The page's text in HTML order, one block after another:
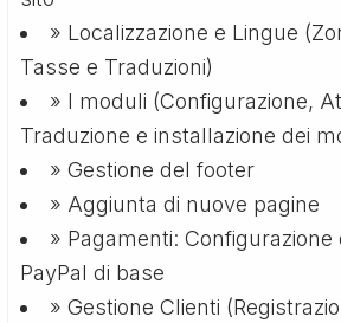
» Localizzazione e Lingue
Tasse e Traduzioni)
» I moduli (Configurazione,
Traduzione e installazione dei
» Gestione del footer
» Aggiunta di nuove pagine
» Pagamenti:
PayPal di base
» Gestione Clienti